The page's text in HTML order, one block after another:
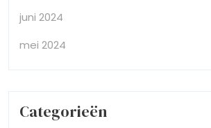
juni 2024
mei 2024
Categorieën